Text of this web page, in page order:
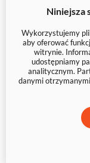
Niniejsza
Wykorzystujemy
aby oferować
witrynie.
udostępniamy
analitycznym.
danymi